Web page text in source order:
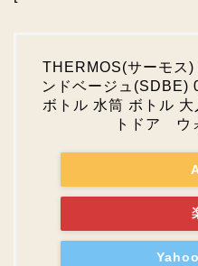
THERMOS(サーモス)
ンドベージュ(SDBE)
ボトル 水筒 ボトル
トドア ウ